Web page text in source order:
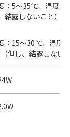
：5～35℃、湿度：
結露しないこと）
：15～30℃、湿度
但し、結露しない